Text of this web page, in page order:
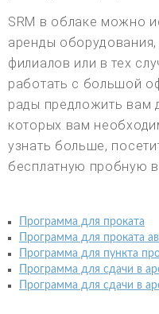
SRM в облаке можно
аренды
филиалов или в тех
работать с большой
рады предложить вам
которых вам
узнать больше,
бесплатную пробную
Программа для проката
Программа для проката
Программа для пункта
Программа для сдачи в
Программа для сдачи в